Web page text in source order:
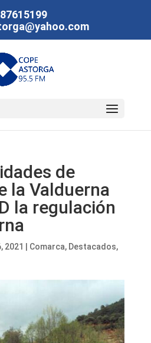
de
la Valduerna
la regulación
2021 Comarca, Destacados,